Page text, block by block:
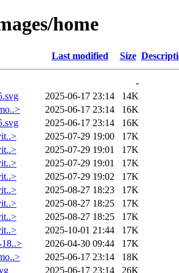
home
Last modified Size
-
2025-06-17 23:14
14K
2025-06-17 23:14
16K
2025-06-17 23:14
16K
2025-07-29 19:00
17K
2025-07-29 19:01
17K
2025-07-29 19:01
17K
2025-07-29 19:02
17K
2025-08-27 18:23
17K
2025-08-27 18:25
17K
2025-08-27 18:25
17K
2025-10-01 21:44
17K
18..>
2026-04-30 09:44
17K
2025-06-17 23:14
18K
2025-06-17 23:14 26K